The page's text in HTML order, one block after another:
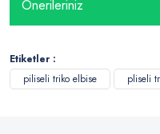
Önerileriniz
Etiketler :
piliseli triko elbise
pliseli